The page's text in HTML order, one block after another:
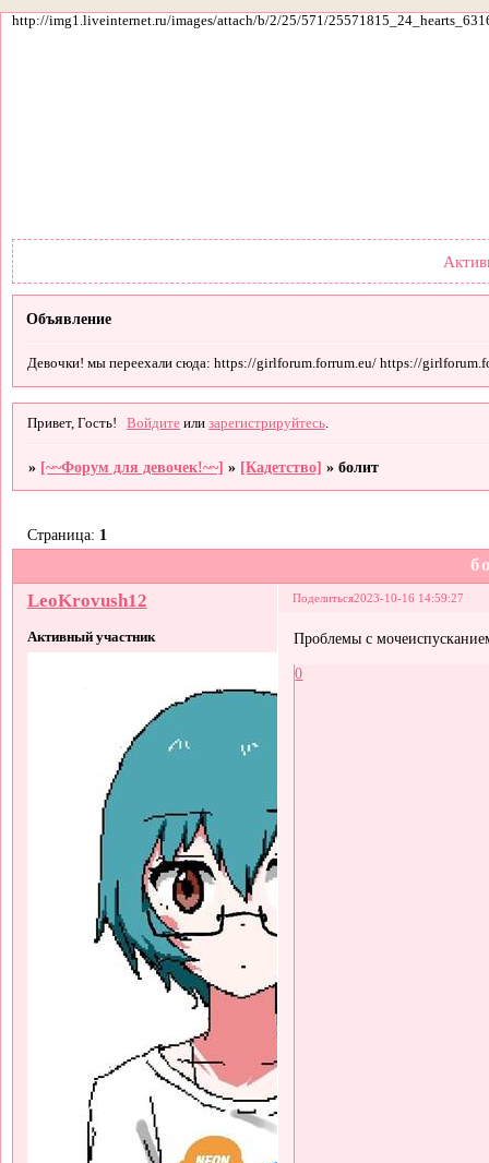
http://img1.liveinternet.ru/images/attach/b/2/25/571/
Объявление
Девочки! мы переехали сюда: https://girlforum.forrum.eu/ https://
Привет, Гость! Войдите илизарегистрируйтесь
» [~~Форум для девочек!~~] » [Кадетство] »болит
Страница: 1
Поделиться2023-10-16 14:59:27
LeoKrovush12
Активный участник Проблемы с
0